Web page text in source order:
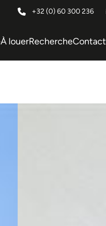
+32 (0) 60 300 236
À louerRechercheContact